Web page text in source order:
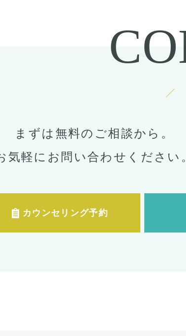
まずは無料のご相談から。
気軽にお問い合わせください
カウンセリング予約